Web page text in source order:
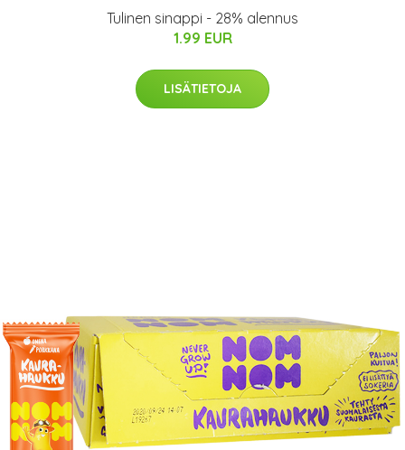
Tulinen sinappi - 28% alennus
1.99 EUR
LISÄTIETOJA